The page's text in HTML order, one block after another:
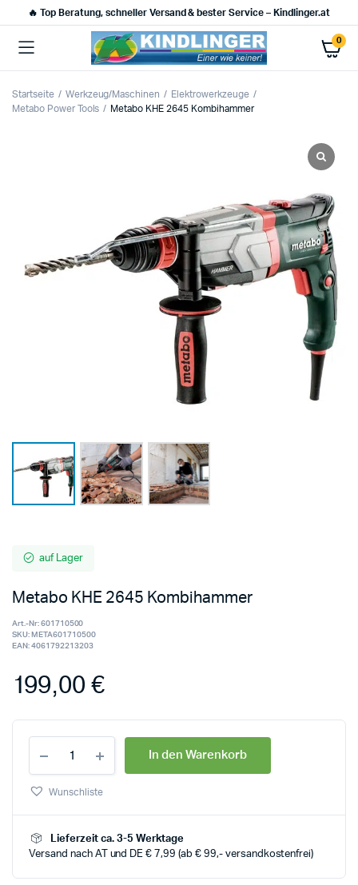
🔥 Top Beratung, schneller Versand & bester Service – Kindlinger.at
0
Startseite Werkzeug/Maschinen
Elektrowerkzeuge
Metabo Power Tools
Metabo KHE 2645 Kombihammer
auf Lager
Metabo KHE 2645 Kombihammer
Art.-Nr:601710500
SKU: META601710500
EAN:4061792213203
199,00€
In den Warenkorb
Wunschliste
Lieferzeit ca. 3-5 Werktage
Versand nach AT und DE € 7,99 (ab € 99,- versandkostenfrei)